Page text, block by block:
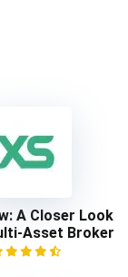
A Closer Look
Asset Broker